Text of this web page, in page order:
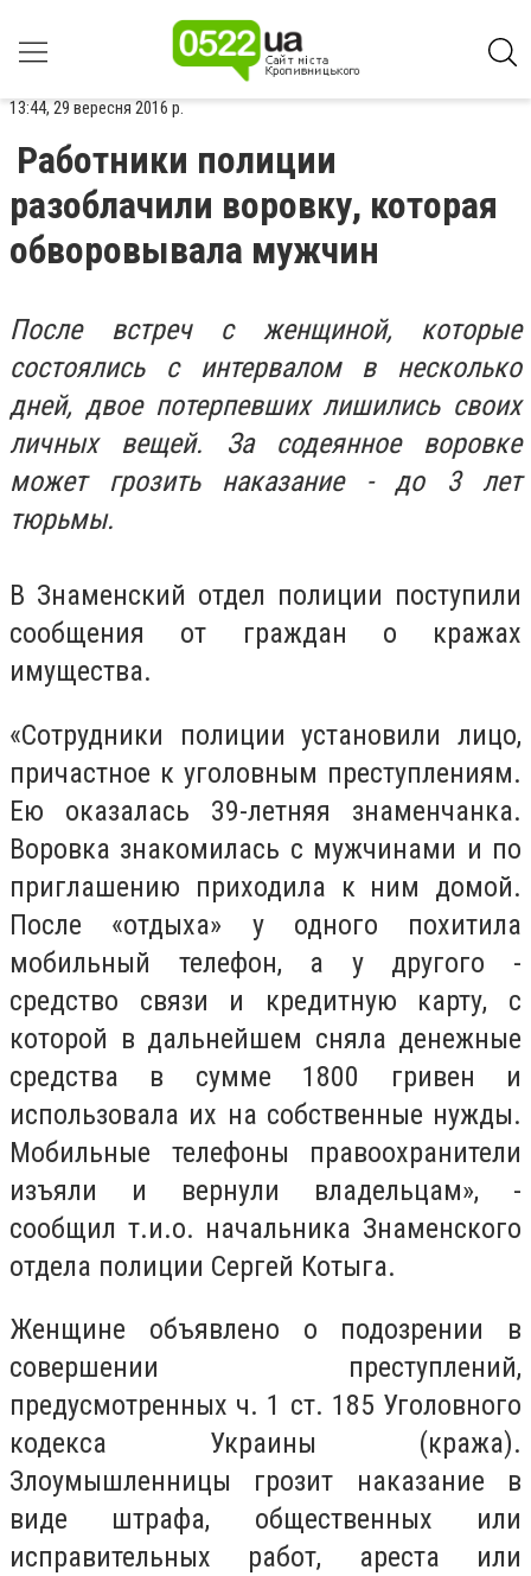
13:44, 29 вересня 2016 р.
Работники полиции
разоблачили воровку, которая
обворовывала мужчин
После встреч с женщиной, которые
состоялись с интервалом в несколько
дней, двое потерпевших лишились своих
личных вещей. За содеянное воровке
может грозить наказание - до 3 лет
тюрьмы.
В Знаменский отдел полиции поступили
сообщения от граждан о кражах
имущества.
«Сотрудники полиции установили лицо,
причастное к уголовным преступлениям.
Ею оказалась 39-летняя знаменчанка.
Воровка знакомилась с мужчинами и по
приглашению приходила к ним домой.
После «отдыха» у одного похитила
мобильный телефон, а у другого -
средство связи и кредитную карту, с
которой в дальнейшем сняла денежные
средства в сумме 1800 гривен и
использовала их на собственные нужды.
Мобильные телефоны правоохранители
изъяли и вернули владельцам», -
сообщил т.и.о. начальника Знаменского
отдела полиции Сергей Котыга.
Женщине объявлено о подозрении в
совершении преступлений,
предусмотренных ч. 1 ст. 185 Уголовного
кодекса Украины (кража).
Злоумышленницы грозит наказание в
виде штрафа, общественных или
исправительных работ, ареста или